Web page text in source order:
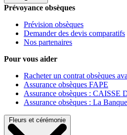
Prévoyance obsèques
Prévision obsèques
Demander des devis comparatifs
Nos partenaires
Pour vous aider
Racheter un contrat obsèques
Assurance obsèques FAPE
Assurance obsèques : CAISSE
Assurance obsèques : La
Fleurs et cérémonie